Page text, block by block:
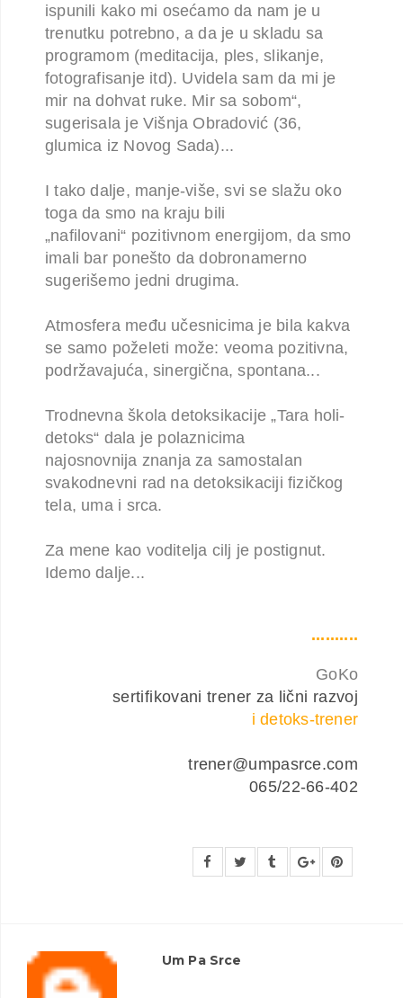
ispunili kako mi osećamo da nam je u
trenutku potrebno, ada je u skladu sa
programom (meditacija, ples, slikanje,
fotografisanje itd). Uvidela sam da mi je
mir na dohvat ruke. Mir sa sobom“,
sugerisala je Višnja Obradović (36,
glumica iz Novog Sada)...
I tako dalje, manje-više, svi se slažu oko
toga da smo na kraju bili
„nafilovani“ pozitivnom energijom, da smo
imali bar ponešto da dobronamerno
sugerišemo jedni drugima.
Atmosfera među učesnicima je bila kakva
se samo poželeti može: veoma pozitivna,
podržavajuća, sinergična, spontana...
Trodnevna škola detoksikacije „Tara holi-
detoks“ dala je polaznicima
najosnovnija znanja za samostalan
svakodnevni rad na detoksikaciji fizičkog
tela, uma i srca.
Za mene kao voditelja cilj je postignut.
Idemo dalje...
..........
GoKo
sertifikovani trener za lični razvoj
i detoks-trener
trener@umpasrce.com
065/22-66-402
Um Pa Srce